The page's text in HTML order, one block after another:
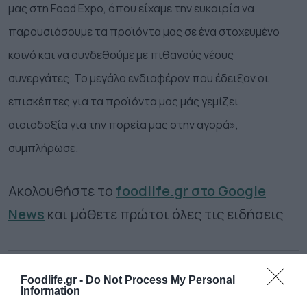
Foodlife.gr - Do Not Process My Personal
Information
μας στη Food Expo, όπου είχαμε την ευκαιρία να
παρουσιάσουμε τα προϊόντα μας σε ένα στοχευμένο
κοινό και να συνδεθούμε με πιθανούς νέους
συνεργάτες. Το μεγάλο ενδιαφέρον που έδειξαν οι
επισκέπτες για τα προϊόντα μας μάς γεμίζει
αισιοδοξία για την πορεία μας στην αγορά»,
συμπλήρωσε.
Ακολουθήστε το foodlife.gr στο Google
News και μάθετε πρώτοι όλες τις ειδήσεις